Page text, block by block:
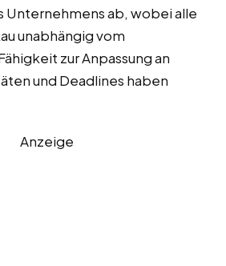
Unternehmens ab, wobei alle
unabhängig vom
zur Anpassung an
und Deadlines haben
Anzeige